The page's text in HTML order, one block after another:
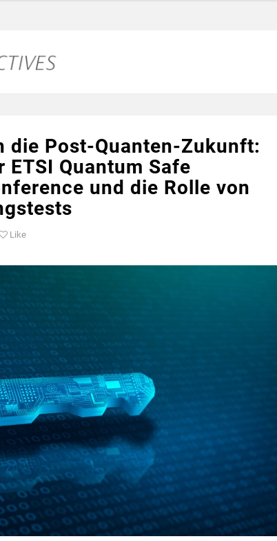
die Post-Quanten-Zukunft:
Quantum Safe
und die Rolle von
Like